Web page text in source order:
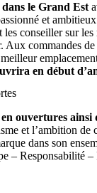
dans le Grand Est
et
conseiller sur
Aux commandes
en début
ouvertures ainsi
et l’ambition
dans son
– Responsabilité